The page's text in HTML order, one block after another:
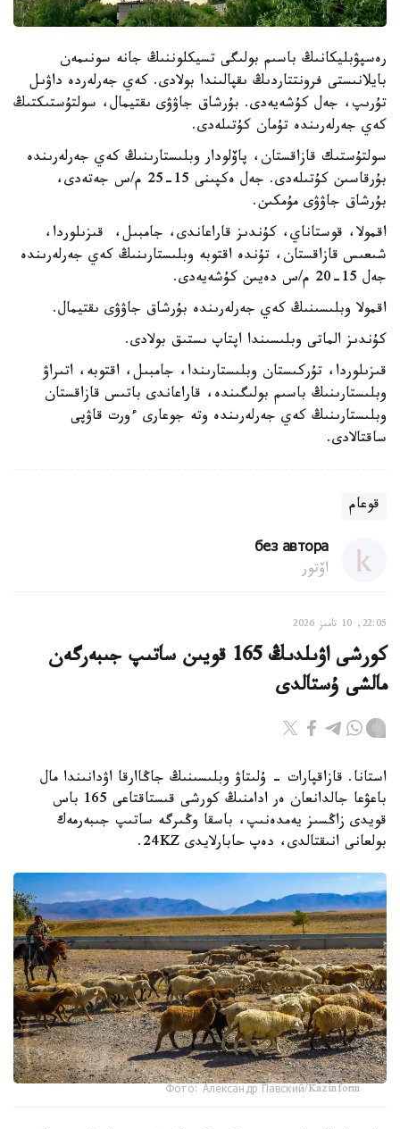
رەسپۋبليكانىڭ باسىم بولىگى تسيكلوننىڭ جانە سونىمەن
بايلانىستى فرونتتاردىڭ ىقپالىندا بولادى. كەي جەرلەردە داۋىل
تۇرىپ، جەل كۇشەيەدى. بۇرشاق جاۋۋى ىقتيمال، سولتۇستىكتىڭ
كەي جەرلەرىندە تۇمان كۇتىلەدى.
سولتۇستىك قازاقستان، پاۆلودار وبلىستارىنىڭ كەي جەرلەرىندە
بۇرقاسىن كۇتىلەدى. جەل ەكپىنى 15-25 م/س جەتەدى،
بۇرشاق جاۋۋى مۇمكىن.
اقمولا، قوستاناي، كۇندىز قاراعاندى، جامبىل، قىزىلوردا،
شىعىس قازاقستان، تۇندە اقتوبە وبلىستارىنىڭ كەي جەرلەرىندە
جەل 15-20 م/س دەيىن كۇشەيەدى.
اقمولا وبلىسىنىڭ كەي جەرلەرىندە بۇرشاق جاۋۋى ىقتيمال.
كۇندىز الماتى وبلىسىندا اپتاپ ىستىق بولادى.
قىزىلوردا، تۇركىستان وبلىستارىندا، جامبىل، اقتوبە، اتىراۋ
وبلىستارىنىڭ باسىم بولىگىندە، قاراعاندى باتىس قازاقستان
وبلىستارىنىڭ كەي جەرلەرىندە وتە جوعارى ءورت قاۋپى
ساقتالادى.
قوعام
без автора
اۆتور
22:05, 10 تامىز 2026
كورشى اۋىلدىڭ 165 قويىن ساتىپ جىبەرگەن
مالشى ۇستالدى
استانا. قازاقپارات - ۇلىتاۋ وبلىسىنىڭ جاڭاارقا اۋدانىندا مال
باعۋعا جالدانعان ەر ادامنىڭ كورشى قىستاقتاعى 165 باس
قويدى زاڭسىز يەمدەنىپ، باسقا وڭىرگە ساتىپ جىبەرمەك
بولعانى انىقتالدى، دەپ حابارلايدى 24KZ.
Фото: Александр Павский/Kazinform